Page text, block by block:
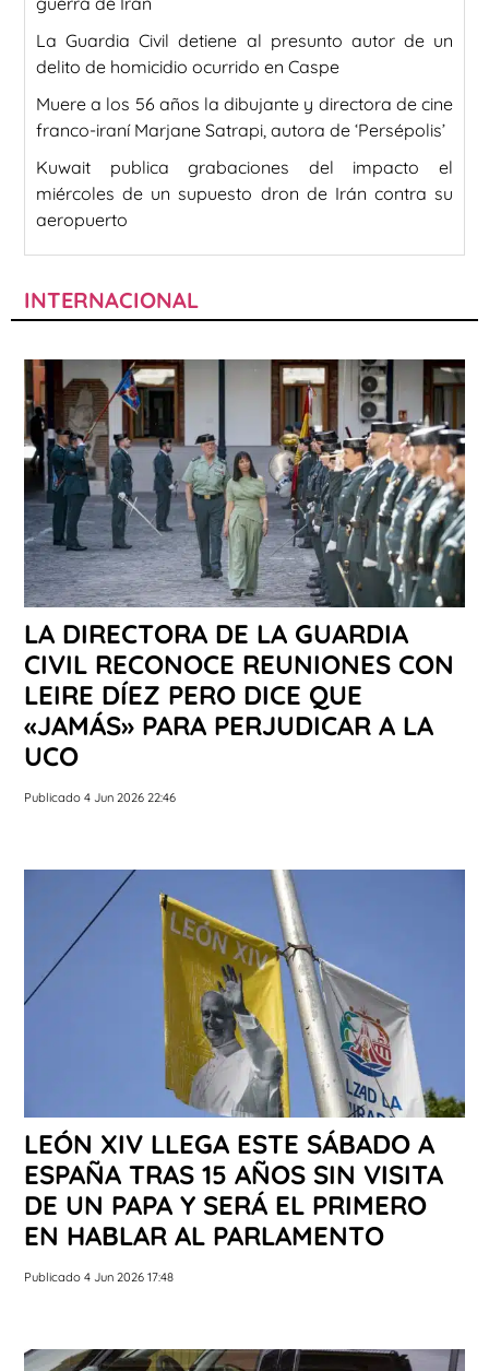
La Guardia Civil detiene al presunto autor de un
delito de homicidio ocurrido en Caspe
Muere a los 56 años la dibujante y directora de cine
franco-iraní Marjane Satrapi, autora de ‘Persépolis’
Kuwait publica grabaciones del impacto el
miércoles de un supuesto dron de Irán contra su
aeropuerto
INTERNACIONAL
LA DIRECTORA DE LA GUARDIA
CIVIL RECONOCE REUNIONES CON
LEIRE DÍEZ PERO DICE QUE
«JAMÁS» PARA PERJUDICAR A LA
UCO
Publicado 4 Jun 2026 22:46
LEÓN XIV LLEGA ESTE SÁBADO A
ESPAÑA TRAS 15 AÑOS SIN VISITA
DE UN PAPA Y SERÁ EL PRIMERO
EN HABLAR AL PARLAMENTO
Publicado 4 Jun 2026 17:48